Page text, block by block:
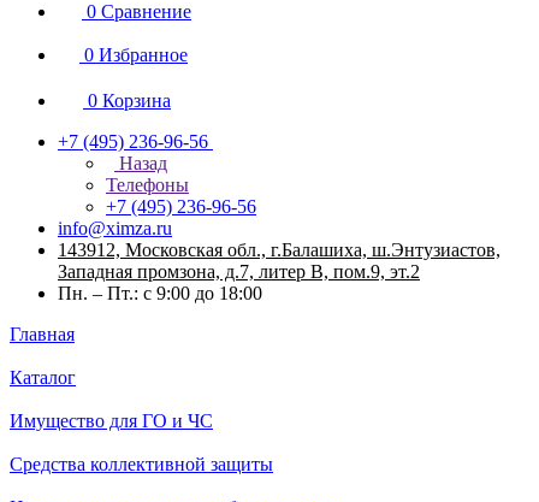
0 Сравнение
0 Избранное
0 Корзина
+7 (495) 236-96-56
Назад
Телефоны
+7 (495) 236-96-56
info@ximza.ru
143912, Московская обл., г.Балашиха, ш.Энтузиастов,
Западная промзона, д.7, литер В, пом.9, эт.2
Пн. – Пт.: с 9:00 до 18:00
Главная
Каталог
Имущество для ГО и ЧС
Средства коллективной защиты